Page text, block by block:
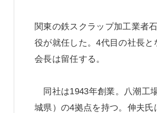
関東の鉄スクラップ加工業者
役が就任した。4代目の社長
会長は留任する。
同社は1943年創業。八潮工
城県）の4拠点を持つ。伸夫